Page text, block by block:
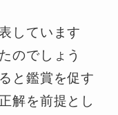
しています
のでしょう
と鑑賞を促す
解を前提とし